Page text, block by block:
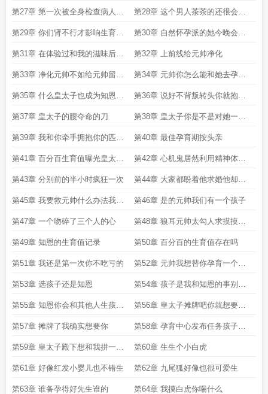
你会嫌弃我吗 去医院
第27章 第一次被全身检查病人生
育值为
第28章 这个男人茶茶的还很会争
风吃醋
第29章 你们肾不行才影响生育值
给你们补补
第30章 自然怀孕派的她今晚会做
什么不言而喻
第31章 在体验过和我的滋味后你
能不心动
第32章 上前线给元帅净化
第33章 净化元帅不如给元帅留个
后
第34章 元帅你怎么能和她去孕育
中心
第35章 什么皇太子也成为知恩的
匹配人
第36章 说好不背叛转头你就抱上
皇太子
第37章 皇太子的腰夺命的刀 第38章 皇太子你是不是对她一见
钟情了
第39章 我和你牵手拥抱你的匹配
人不会吃醋打我吧
第40章 最佳孕育期按头亲
第41章 百分百生育值曝光皇太子
抱紧林知恩
第42章 心机鬼居然利用精神体抱
林知恩
第43章 分别前的半小时疯狂一次 第44章 大家都盼着他求婚他却倒
在了前线
第45章 我要救元帅什么办法我都
愿意试
第46章 是的元帅我们有一个孩子
第47章 一个吻碎了三个人的心 第48章 狼耳元帅太勾人求摸摸捏
捏
第49章 知恩的生育值记录 第50章 百分百的生育值存在吗
第51章 我还是第一次你不吃亏的 第52章 元帅我想替你孕育一个孩
子
第53章 选孩子还是知恩 第54章 孩子是我和知恩的事别来
沾边
第55章 知恩你会和其他人生孩子
吗
第56章 皇太子摊牌吧你就想要我
的人还是
第57章 摊牌了我确实想要你 第58章 孕育中心发布任务孩子迫
在眉睫
第59章 皇太子殿下想和我拼一个
继承人吗
第60章 生生个小白虎
第61章 好像红发小婴儿也不错生 第62章 九尾狐好像也很可爱生
第63章 谁备孕得好先生谁的 第64章 我摸白虎你喘什么